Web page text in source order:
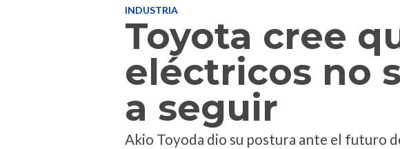
INDUSTRIA
Toyota cree
eléctricos no
a seguir
Akio Toyoda dio su postura ante el futuro